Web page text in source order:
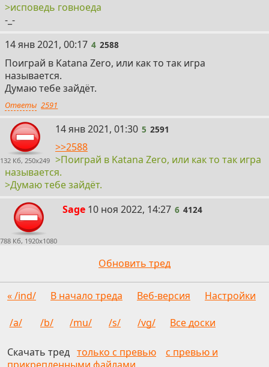
>исповедь говноеда
-_-
4
14 янв 2021, 00:17 4 2588
Поиграй в Katana Zero, или как то так игра
называется.
Думаю тебе зайдёт.
Ответы 2591
132 Кб, 250x249
5
14 янв 2021, 01:30 5 2591
>>2588
>Поиграй в Katana Zero, или как то так игра
называется.
>Думаю тебе зайдёт.
788 Кб, 1920x1080
Sage 6
10 ноя 2022, 14:27 6 4124
Обновить тред
« /ind/ В начало треда Веб-версия Настройки
/a/ /b/ /mu/ /s/ /vg/ Все доски
Скачать тред только с превью
с превью и